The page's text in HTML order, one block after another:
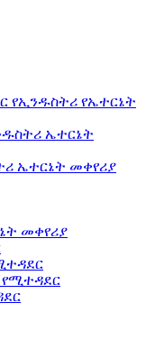
የኢንዱስትሪ የኤተርኔት
ኤተርኔት
ኤተርኔት መቀየሪያ
መቀየሪያ
የሚተዳደር